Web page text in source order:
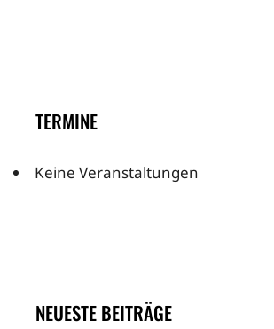
TERMINE
Keine Veranstaltungen
NEUESTE BEITRÄGE